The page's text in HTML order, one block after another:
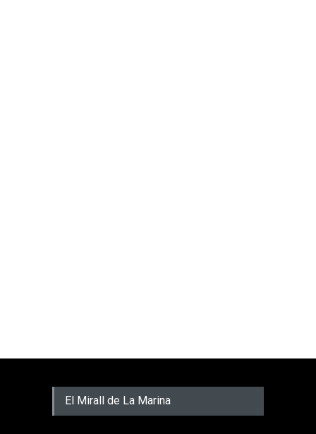
El Mirall de La Marina